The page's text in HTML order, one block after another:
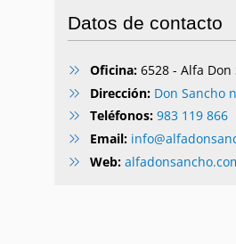
Datos de contacto
Oficina: 6528 - Alfa Don
Dirección: Don Sancho
Teléfonos: 983 119 866
Email:
Web: